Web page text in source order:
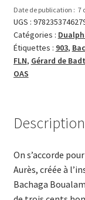
la
Harka
903
Date de publication : 7
UGS :
Catégories :
Étiquettes : 903,
FLN, Gérard de
OAS
Description
On s’accorde
Aurès, créée à
Bachaga